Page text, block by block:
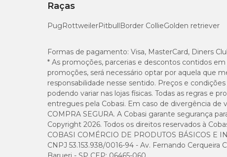
Raças
PugRottweilerPitbullBorder CollieGolden retriever
Formas de pagamento: Visa, MasterCard, Diners
* As promoções, parcerias e descontos contidos
promoções, será necessário optar por aquela que
responsabilidade nesse sentido. Preços e
podendo variar nas lojas físicas. Todas as regras e
entregues pela Cobasi. Em caso de divergência de
COMPRA SEGURA. A Cobasi garante segurança
Copyright 2026. Todos os direitos reservados à
COBASI COMÉRCIO DE PRODUTOS BÁSICOS E
CNPJ 53.153.938/0016-94 - Av. Fernando Cerqueira